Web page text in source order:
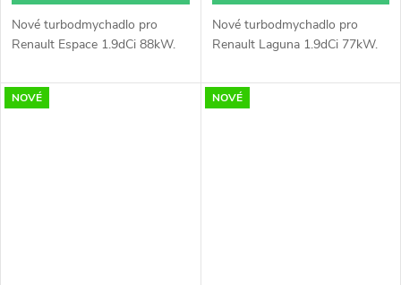
Nové turbodmychadlo pro
Renault Espace 1.9dCi 88kW.
Nové turbodmychadlo pro
Renault Laguna 1.9dCi 77kW.
NOVÉ NOVÉ